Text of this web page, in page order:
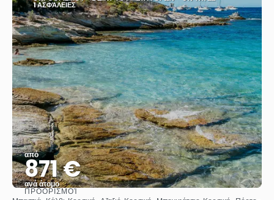
1 ΑΣΦΆΛΕΙΕΣ
από
871 €
ανά άτομο
ΠΡΟΟΡΙΣΜΟΊ